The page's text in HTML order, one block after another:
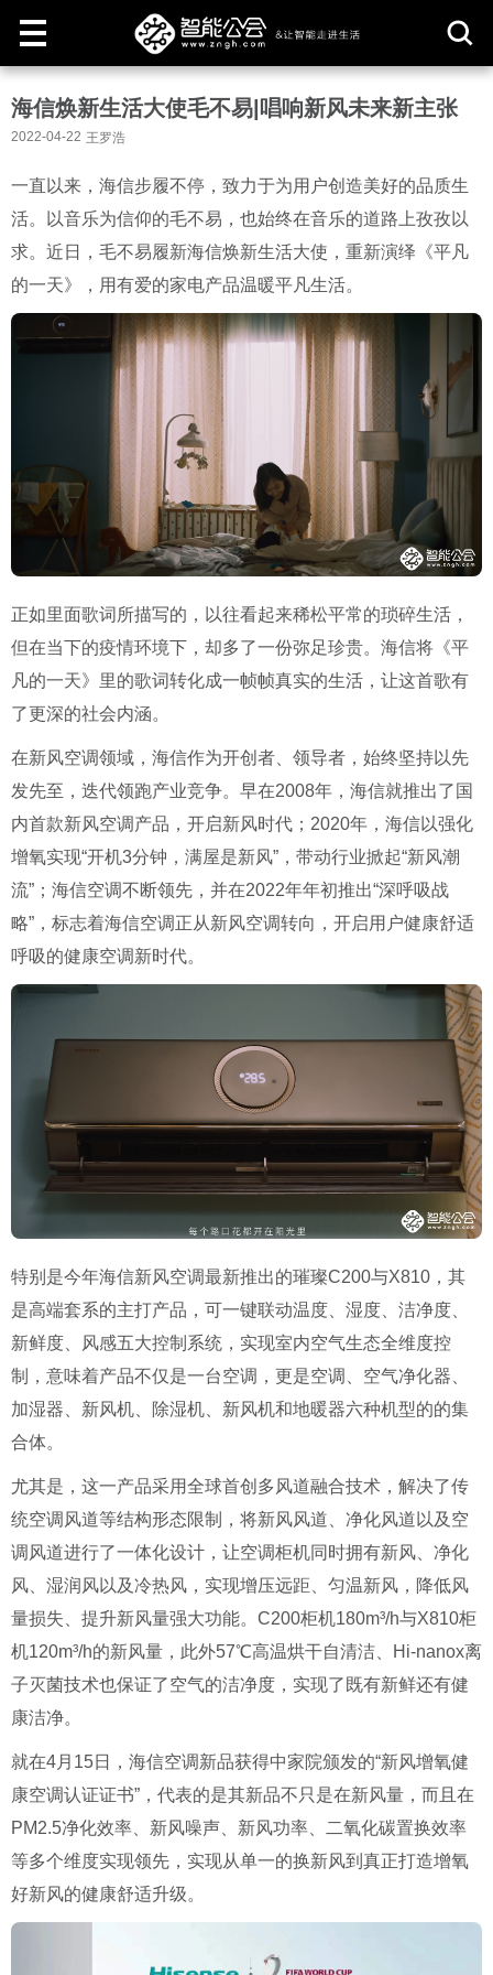
海信焕新生活大使毛不易|唱响新风未来新主张
2022-04-22 王罗浩
一直以来，海信步履不停，致力于为用户创造美好的品质生
活。以音乐为信仰的毛不易，也始终在音乐的道路上孜孜以
求。近日，毛不易履新海信焕新生活大使，重新演绎《平凡
的一天》，用有爱的家电产品温暖平凡生活。
正如里面歌词所描写的，以往看起来稀松平常的琐碎生活，
但在当下的疫情环境下，却多了一份弥足珍贵。海信将《平
凡的一天》里的歌词转化成一帧帧真实的生活，让这首歌有
了更深的社会内涵。
在新风空调领域，海信作为开创者、领导者，始终坚持以先
发先至，迭代领跑产业竞争。早在2008年，海信就推出了国
内首款新风空调产品，开启新风时代；2020年，海信以强化
增氧实现“开机3分钟，满屋是新风”，带动行业掀起“新风潮
流”；海信空调不断领先，并在2022年年初推出“深呼吸战
略”，标志着海信空调正从新风空调转向，开启用户健康舒适
呼吸的健康空调新时代。
特别是今年海信新风空调最新推出的璀璨C200与X810，其
是高端套系的主打产品，可一键联动温度、湿度、洁净度、
新鲜度、风感五大控制系统，实现室内空气生态全维度控
制，意味着产品不仅是一台空调，更是空调、空气净化器、
加湿器、新风机、除湿机、新风机和地暖器六种机型的的集
合体。
尤其是，这一产品采用全球首创多风道融合技术，解决了传
统空调风道等结构形态限制，将新风风道、净化风道以及空
调风道进行了一体化设计，让空调柜机同时拥有新风、净化
风、湿润风以及冷热风，实现增压远距、匀温新风，降低风
量损失、提升新风量强大功能。C200柜机180m³/h与X810柜
机120m³/h的新风量，此外57℃高温烘干自清洁、Hi-nanox离
子灭菌技术也保证了空气的洁净度，实现了既有新鲜还有健
康洁净。
就在4月15日，海信空调新品获得中家院颁发的“新风增氧健
康空调认证证书”，代表的是其新品不只是在新风量，而且在
PM2.5净化效率、新风噪声、新风功率、二氧化碳置换效率
等多个维度实现领先，实现从单一的换新风到真正打造增氧
好新风的健康舒适升级。